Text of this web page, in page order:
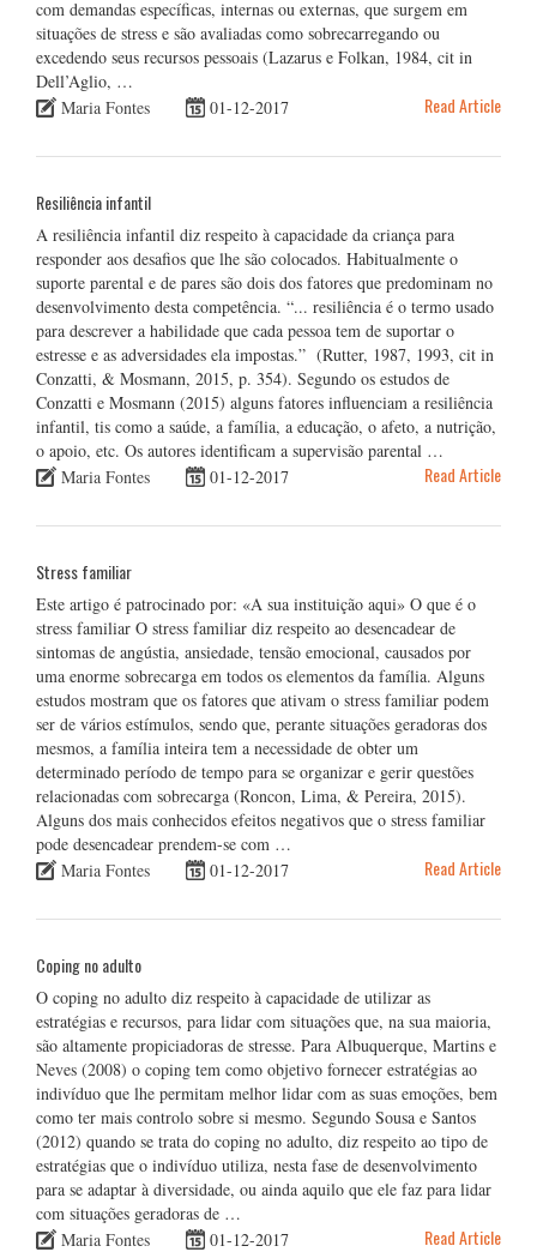
com demandas específicas, internas ou externas, que surgem em
situações de stress e são avaliadas como sobrecarregando ou
excedendo seus recursos pessoais (Lazarus e Folkan, 1984, cit in
Dell’Aglio, …
Maria Fontes
01-12-2017 Read Article
Resiliência infantil
A resiliência infantil diz respeito à capacidade da criança para
responder aos desafios que lhe são colocados. Habitualmente o
suporte parental e de pares são dois dos fatores que predominam no
desenvolvimento desta competência. “... resiliência é o termo usado
para descrever a habilidade que cada pessoa tem de suportar o
estresse e as adversidades ela impostas.” (Rutter, 1987, 1993, cit in
Conzatti, & Mosmann, 2015, p. 354). Segundo os estudos de
Conzatti e Mosmann (2015) alguns fatores influenciam a resiliência
infantil, tis como a saúde, a família, a educação, o afeto, a nutrição,
o apoio, etc. Os autores identificam a supervisão parental …
Maria Fontes
01-12-2017 Read Article
Stress familiar
Este artigo é patrocinado por: «A sua instituição aqui» O que é o
stress familiar O stress familiar diz respeito ao desencadear de
sintomas de angústia, ansiedade, tensão emocional, causados por
uma enorme sobrecarga em todos os elementos da família. Alguns
estudos mostram que os fatores que ativam o stress familiar podem
ser de vários estímulos, sendo que, perante situações geradoras dos
mesmos, a família inteira tem a necessidade de obter um
determinado período de tempo para se organizar e gerir questões
relacionadas com sobrecarga (Roncon, Lima, & Pereira, 2015).
Alguns dos mais conhecidos efeitos negativos que o stress familiar
pode desencadear prendem-se com …
Maria Fontes
01-12-2017 Read Article
Coping no adulto
O coping no adulto diz respeito à capacidade de utilizar as
estratégias e recursos, para lidar com situações que, na sua maioria,
são altamente propiciadoras de stresse. Para Albuquerque, Martins e
Neves (2008) o coping tem como objetivo fornecer estratégias ao
indivíduo que lhe permitam melhor lidar com as suas emoções, bem
como ter mais controlo sobre si mesmo. Segundo Sousa e Santos
(2012) quando se trata do coping no adulto, diz respeito ao tipo de
estratégias que o indivíduo utiliza, nesta fase de desenvolvimento
para se adaptar à diversidade, ou ainda aquilo que ele faz para lidar
com situações geradoras de …
Maria Fontes
01-12-2017 Read Article